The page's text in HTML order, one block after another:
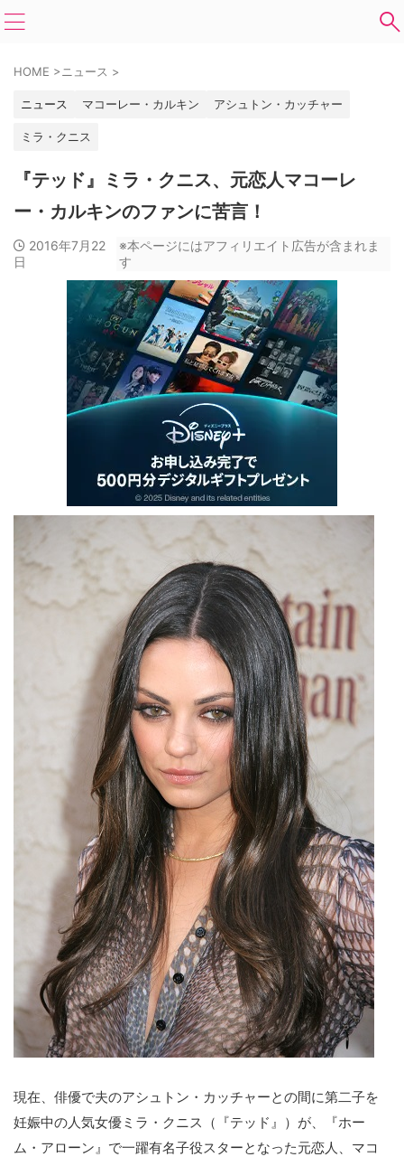
HOME >ニュース >
ニュース マコーレー・カルキン アシュトン・カッチャー
ミラ・クニス
『テッド』ミラ・クニス、元恋人マコーレ
ー・カルキンのファンに苦言！
2016年7月22
日
※本ページにはアフィリエイト広告が含まれま
す
現在、俳優で夫のアシュトン・カッチャーとの間に第二子を
妊娠中の人気女優ミラ・クニス（『テッド』）が、『ホー
ム・アローン』で一躍有名子役スターとなった元恋人、マコ